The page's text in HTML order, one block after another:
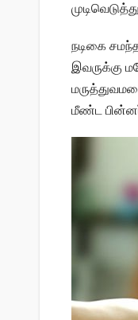
நடிகை
இவருக்கு
மீண்ட பின்னர்